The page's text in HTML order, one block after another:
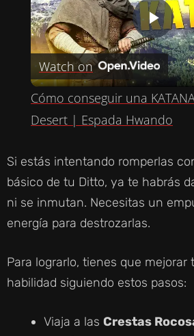
P
L
A
Y
V
D
E
Watch on
Cómo conseguir una
Desert | Espada Hwando
Si estás intentando romperlas
básico de tu Ditto, ya te habrás
ni se inmutan. Necesitas un
energía para destrozarlas.
Para lograrlo, tienes que mejorar
habilidad siguiendo estos pasos:
Viaja a las Crestas